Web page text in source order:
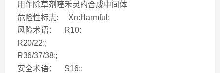
用作除草剂喹禾灵的合成中间体
危险性标志: Xn:Harmful;
风险术语： R10:;
R20/22:;
R36/37/38:;
安全术语： S16:;